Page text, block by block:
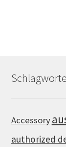
Schlagworte
Accessory
authorized